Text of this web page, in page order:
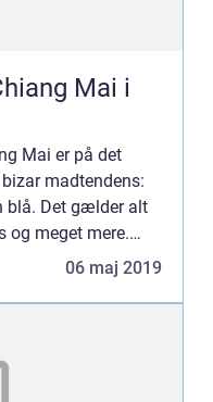
Mai i
Mai er på det
madtendens:
blå. Det gælder alt
og meget mere.
bare lidt s...06 maj 2019